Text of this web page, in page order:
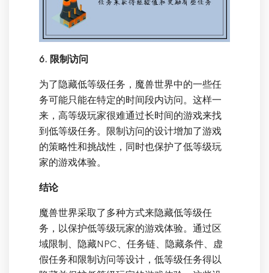
6. 限制访问
为了隐藏低等级任务，魔兽世界中的一些任
务可能只能在特定的时间段内访问。这样一
来，高等级玩家很难通过长时间的游戏来找
到低等级任务。限制访问的设计增加了游戏
的策略性和挑战性，同时也保护了低等级玩
家的游戏体验。
结论
魔兽世界采取了多种方式来隐藏低等级任
务，以保护低等级玩家的游戏体验。通过区
域限制、隐藏NPC、任务链、隐藏条件、虚
假任务和限制访问等设计，低等级任务得以